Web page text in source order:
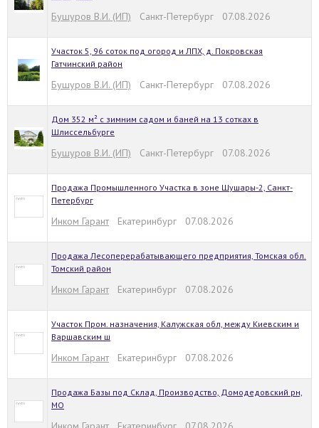
Бушуров В.И. (ИП) Санкт-Петербург 07.08.2026
Участок 5, 96 соток под огород и ЛПХ, д. Покровская
Гатчинский район
Бушуров В.И. (ИП) Санкт-Петербург 07.08.2026
Дом 352 м² с зимним садом и баней на 13 сотках в
Шлиссельбурге
Бушуров В.И. (ИП) Санкт-Петербург 07.08.2026
Продажа Промышленного Участка в зоне Шушары-2, Санкт-
Петербург
Инком Гарант Екатеринбург 07.08.2026
Продажа Лесоперерабатывающего предприятия, Томская обл.
Томский район
Инком Гарант Екатеринбург 07.08.2026
Участок Пром. назначения, Калужская обл, между Киевским и
Варшавским ш
Инком Гарант Екатеринбург 07.08.2026
Продажа Базы под Склад, Производство, Домодедовский рн,
МО